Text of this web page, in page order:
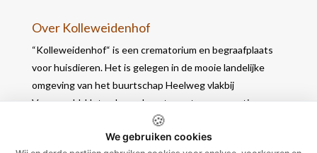
Over Kolleweidenhof
“Kolleweidenhof“ is een crematorium en begraafplaats
voor huisdieren. Het is gelegen in de mooie landelijke
omgeving van het buurtschap Heelweg vlakbij
Varsseveld. Het gebouw bevat naast een crematie- en
werkruimte, 2 opbaarruimtes waar u in alle rust nog
afscheid kunt nemen.
🍪
We gebruiken cookies